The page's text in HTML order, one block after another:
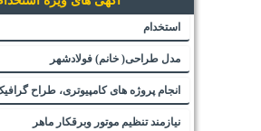
استخدام
مدل طراحی( خانم) فولادشهر
انجام پروژه های کامپیوتری، طراح
نیازمند تنظیم موتور وبرقکار ماهر